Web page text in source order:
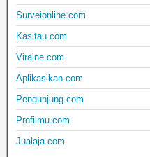
Surveionline.com
Kasitau.com
Viralne.com
Aplikasikan.com
Pengunjung.com
Profilmu.com
Jualaja.com